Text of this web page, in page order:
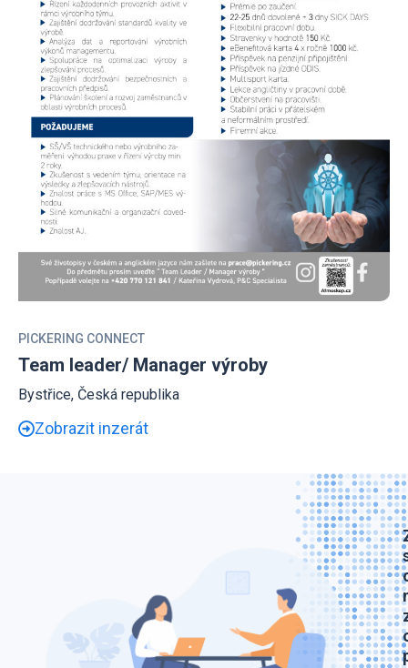
PICKERING CONNECT
Team leader/ Manager výroby
Bystřice, Česká republika
Zobrazit inzerát